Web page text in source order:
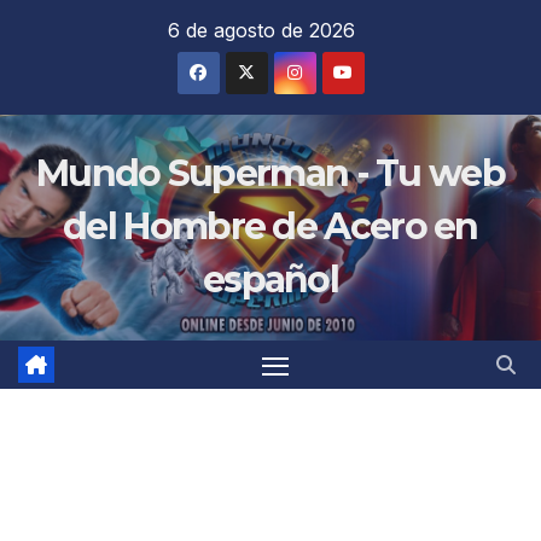
6 de agosto de 2026
Mundo Superman - Tu web
del Hombre de Acero en
español